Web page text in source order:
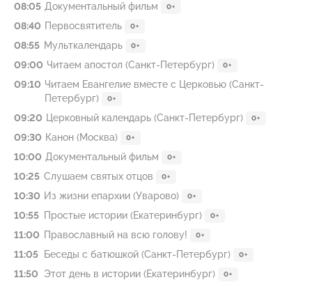
08:05 Документальный фильм 0+
08:40 Первосвятитель 0+
08:55 Мульткалендарь 0+
09:00 Читаем апостол (Санкт-Петербург) 0+
09:10 Читаем Евангелие вместе с Церковью (Санкт-
Петербург)
0+
09:20 Церковный календарь (Санкт-Петербург) 0+
09:30 Канон (Москва) 0+
10:00 Документальный фильм 0+
10:25 Слушаем святых отцов 0+
10:30 Из жизни епархии (Уварово) 0+
10:55 Простые истории (Екатеринбург) 0+
11:00 Православный на всю голову! 0+
11:05 Беседы с батюшкой (Санкт-Петербург) 0+
11:50 Этот день в истории (Екатеринбург) 0+